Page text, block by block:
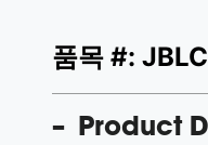
품목 #:
Product